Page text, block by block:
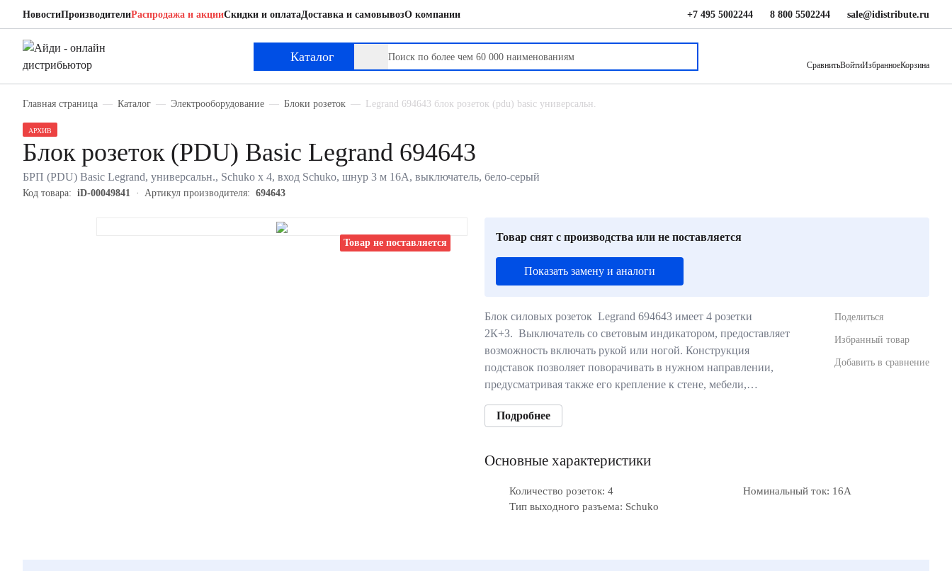
НовостиПроизводителиРаспродажа и акцииСкидки и оплатаДоставка и самовывозО компании +7 495 5002244 8 800 5502244 sale@idistribute.ru
Каталог
СравнитьВойтиИзбранноеКорзина
Главная страница Каталог Электрооборудование Блоки розеток Legrand 694643 блок розеток (pdu) basic универсальн.
Товар не поставляется
АРХИВ
Блок розеток (PDU) Basic Legrand 694643
БРП (PDU) Basic Legrand, универсальн., Schuko х 4, вход Schuko, шнур 3 м 16А, выключатель, бело-серый
Код товара: iD-00049841 Артикул производителя: 694643
Товар снят с производства или не поставляется
Показать замену и аналоги
Блок силовых розеток Legrand 694643 имеет 4 розетки
2К+З. Выключатель со световым индикатором, предоставляет
возможность включать рукой или ногой. Конструкция
подставок позволяет поворачивать в нужном направлении,
предусматривая также его крепление к стене, мебели,…
Подробнее
Поделиться
Избранный товар
Добавить в сравнение
Основные характеристики
Количество розеток: 4
Номинальный ток: 16А
Тип выходного разъема: Schuko
Legrand 694643
Блок розеток (PDU) Basic